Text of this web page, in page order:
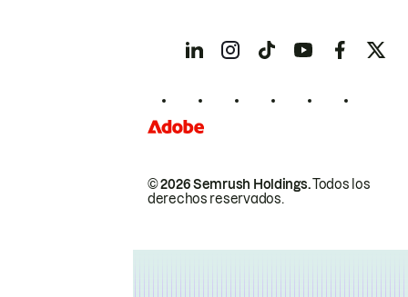
© 2026 Semrush Holdings.Todos los
derechos reservados.